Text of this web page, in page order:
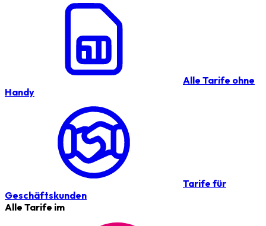
Alle Tarife ohne
Handy
Tarife für
Geschäftskunden
Alle Tarife im